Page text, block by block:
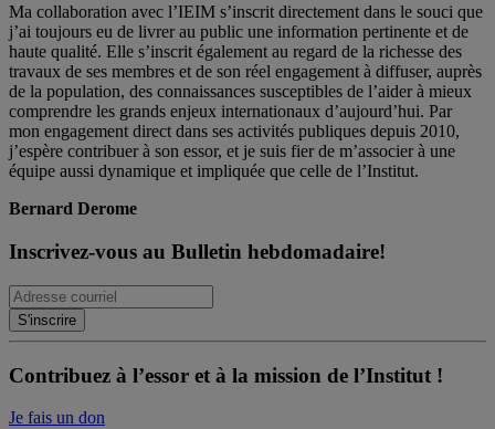
Ma collaboration avec l’IEIM s’inscrit directement dans le souci que
j’ai toujours eu de livrer au public une information pertinente et de
haute qualité. Elle s’inscrit également au regard de la richesse des
travaux de ses membres et de son réel engagement à diffuser, auprès
de la population, des connaissances susceptibles de l’aider à mieux
comprendre les grands enjeux internationaux d’aujourd’hui. Par
mon engagement direct dans ses activités publiques depuis 2010,
j’espère contribuer à son essor, et je suis fier de m’associer à une
équipe aussi dynamique et impliquée que celle de l’Institut.
Bernard Derome
Inscrivez-vous au Bulletin hebdomadaire!
Contribuez à l’essor et à la mission de l’Institut !
Je fais un don